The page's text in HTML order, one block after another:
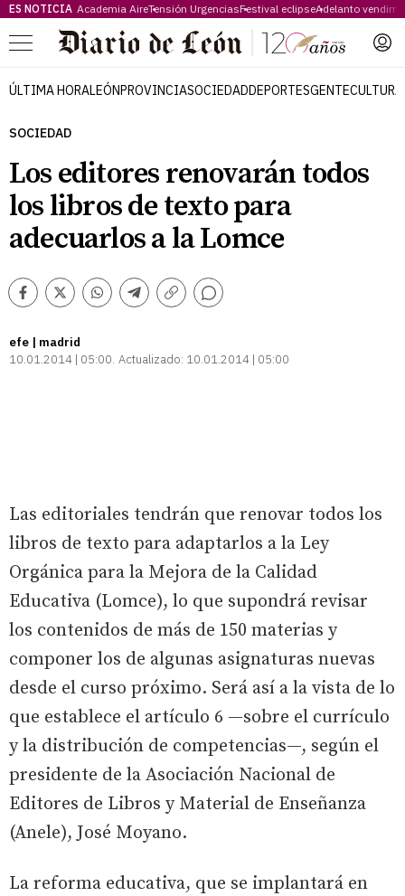
ES NOTICIA Academia AireTensión UrgenciasFestival eclipseAdelanto
Menú
ÚLTIMA HORALEÓNPROVINCIASOCIEDADDEPORTESGENTECULTURA
SOCIEDAD
Los editores renovarán todos
los libros de texto para
adecuarlos a la Lomce
Facebook
TwitterWhatsappTelegram
Copiar
Comentarios
efe | madrid
10.01.2014 | 05:00 Actualizado: 10.01.2014 | 05:00
Las editoriales tendrán que renovar todos los
libros de texto para adaptarlos a la Ley
Orgánica para la Mejora de la Calidad
Educativa (Lomce), lo que supondrá revisar
los contenidos de más de 150 materias y
componer los de algunas asignaturas nuevas
desde el curso próximo. Será así a la vista de lo
que establece el artículo 6 —sobre el currículo
y la distribución de competencias—, según el
presidente de la Asociación Nacional de
Editores de Libros y Material de Enseñanza
(Anele), José Moyano.
La reforma educativa, que se implantará en